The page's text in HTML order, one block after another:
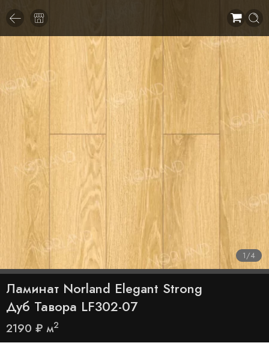
1/4
Ламинат Norland Elegant Strong
Дуб Тавора LF302-07
2190 ₽ м2